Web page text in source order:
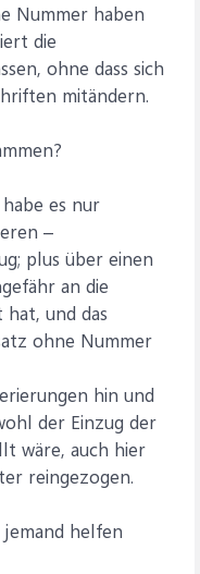
Nummer haben
die
ohne dass sich
mitändern.
es nur
–
plus über einen
an die
und das
ohne Nummer
hin und
der Einzug der
wäre, auch hier
reingezogen.
helfen